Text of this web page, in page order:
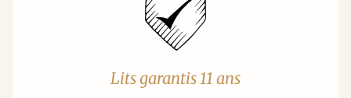
Lits garantis 11 ans